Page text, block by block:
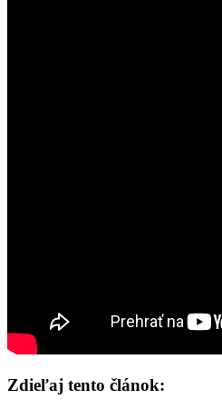
Zdieľaj tento článok: